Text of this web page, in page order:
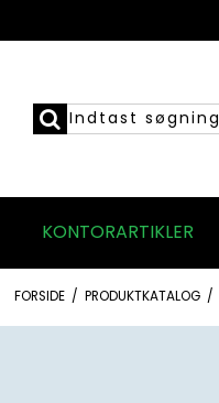
KONTORARTIKLER
FORSIDE / PRODUKTKATALOG /